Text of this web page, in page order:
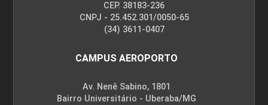
CEP. 38183-236
CNPJ - 25.452.301/0050-65
(34) 3611-0407
CAMPUS AEROPORTO
Av. Nenê Sabino, 1801
Bairro Universitário - Uberaba/MG